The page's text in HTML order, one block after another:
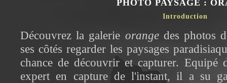
PHOTO PAYSAGE :
Introduction
Découvrez la galerie orangedes photos
ses côtés regarder les paysages
chance de découvrir et capturer. Equipé
expert en capture de l'instant, il a su